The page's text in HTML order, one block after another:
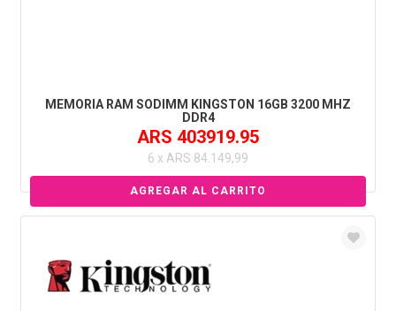
MEMORIA RAM SODIMM KINGSTON 16GB 3200 MHZ
DDR4
ARS 403919.95
6 x ARS 84.149,99